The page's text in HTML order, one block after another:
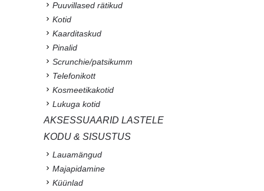
Puuvillased rätikud
Kotid
Kaarditaskud
Pinalid
Scrunchie/patsikumm
Telefonikott
Kosmeetikakotid
Lukuga kotid
AKSESSUAARID LASTELE
KODU & SISUSTUS
Lauamängud
Majapidamine
Küünlad